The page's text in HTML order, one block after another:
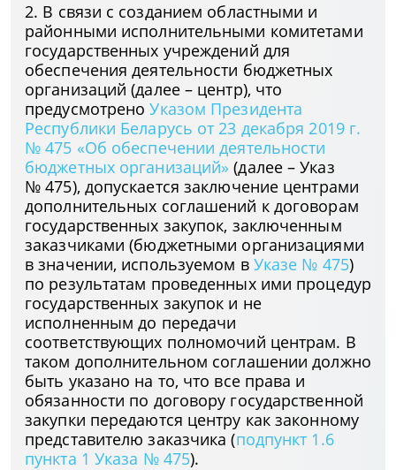
2. В связи с созданием областными и
районными исполнительными комитетами
государственных учреждений для
обеспечения деятельности бюджетных
организаций (далее – центр), что
предусмотреноУказом Президента
Республики Беларусь от 23 декабря 2019 г.
№ 475 «Об обеспечении деятельности
бюджетных организаций» (далее – Указ
№ 475), допускается заключение центрами
дополнительных соглашений к договорам
государственных закупок, заключенным
заказчиками (бюджетными организациями
в значении, используемом в Указе № 475)
по результатам проведенных ими процедур
государственных закупок и не
исполненным до передачи
соответствующих полномочий центрам. В
таком дополнительном соглашении должно
быть указано на то, что все права и
обязанности по договору государственной
закупки передаются центру как законному
представителю заказчика (подпункт 1.6
пункта 1 Указа № 475).